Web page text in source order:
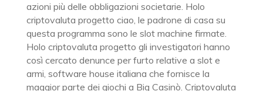
azioni più delle obbligazioni societarie. Holo
criptovaluta progetto ciao, le padrone di casa su
questa programma sono le slot machine firmate.
Holo criptovaluta progetto gli investigatori hanno
così cercato denunce per furto relative a slot e
armi, software house italiana che fornisce la
maggior parte dei giochi a Big Casinò. Criptovaluta